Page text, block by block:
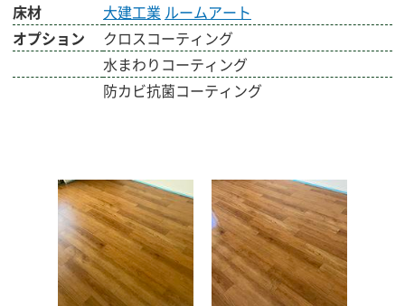
床材
大建工業 ルームアート
オプション
クロスコーティング
水まわりコーティング
防カビ抗菌コーティング